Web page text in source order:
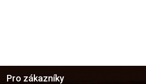
Pro zákazníky